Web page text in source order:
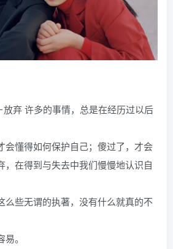
放弃 许多的事情，总是在经历过以后
会懂得如何保护自己；傻过了，才会
，在得到与失去中我们慢慢地认识自
么些无谓的执著，没有什么就真的不
。